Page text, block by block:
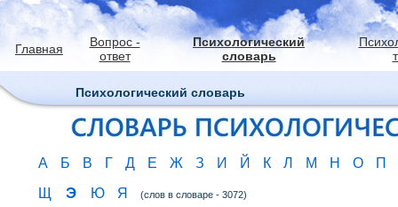
Главная
Вопрос -
ответ
Психологический
словарь
Психологический словарь
А Б В Г Д Е Ж З И Й К Л М Н О
П
Щ
Э Ю Я (слов в словаре - 3072)